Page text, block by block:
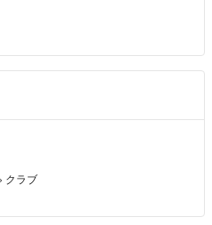
ので。確認させてください
れていない他、不具合や問題があ
› クラブ